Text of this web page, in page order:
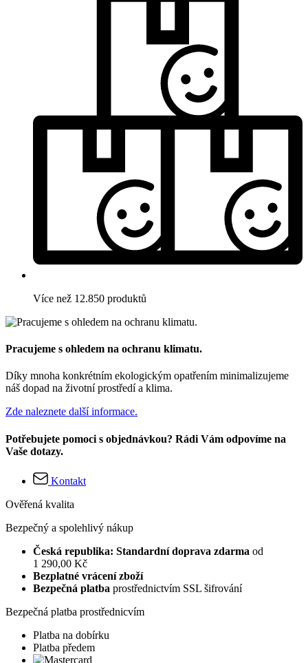
Více než 12.850 produktů
Pracujeme s ohledem na ochranu klimatu.
Díky mnoha konkrétním ekologickým opatřením minimalizujeme
náš dopad na životní prostředí a klima.
Zde naleznete další informace.
Potřebujete pomoci s objednávkou? Rádi Vám odpovíme na
Vaše dotazy.
Kontakt
Ověřená kvalita
Bezpečný a spolehlivý nákup
Česká republika: Standardní doprava zdarma od
1 290,00 Kč
Bezplatné vrácení zboží
Bezpečná platba prostřednictvím SSL šifrování
Bezpečná platba prostřednicvím
Platba na dobírku
Platba předem